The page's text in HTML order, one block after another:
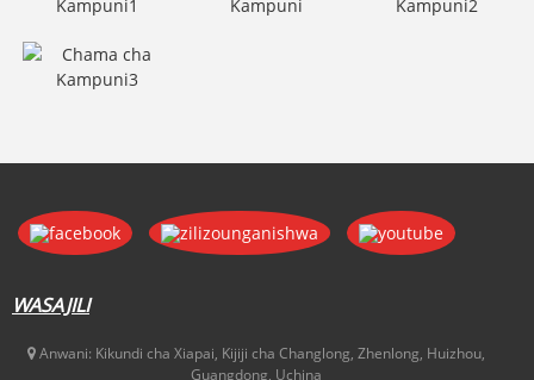
WASAJILI
Anwani: Kikundi cha Xiapai, Kijiji cha Changlong, Zhenlong, Huizhou,
Guangdong, Uchina